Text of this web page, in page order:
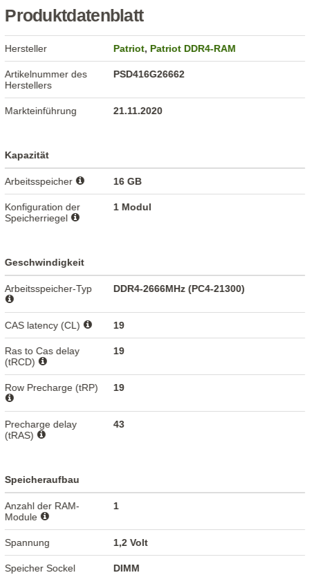
Produktdatenblatt
Hersteller Patriot,Patriot DDR4-RAM
Artikelnummer des
Herstellers
PSD416G26662
Markteinführung 21.11.2020
Kapazität
Arbeitsspeicher 16 GB
Konfiguration der
Speicherriegel
1 Modul
Geschwindigkeit
Arbeitsspeicher-Typ DDR4-2666MHz (PC4-21300)
CAS latency (CL) 19
Ras to Cas delay
(tRCD)
19
Row Precharge (tRP) 19
Precharge delay
(tRAS)
43
Speicheraufbau
Anzahl der RAM-
Module
1
Spannung 1,2 Volt
Speicher Sockel DIMM